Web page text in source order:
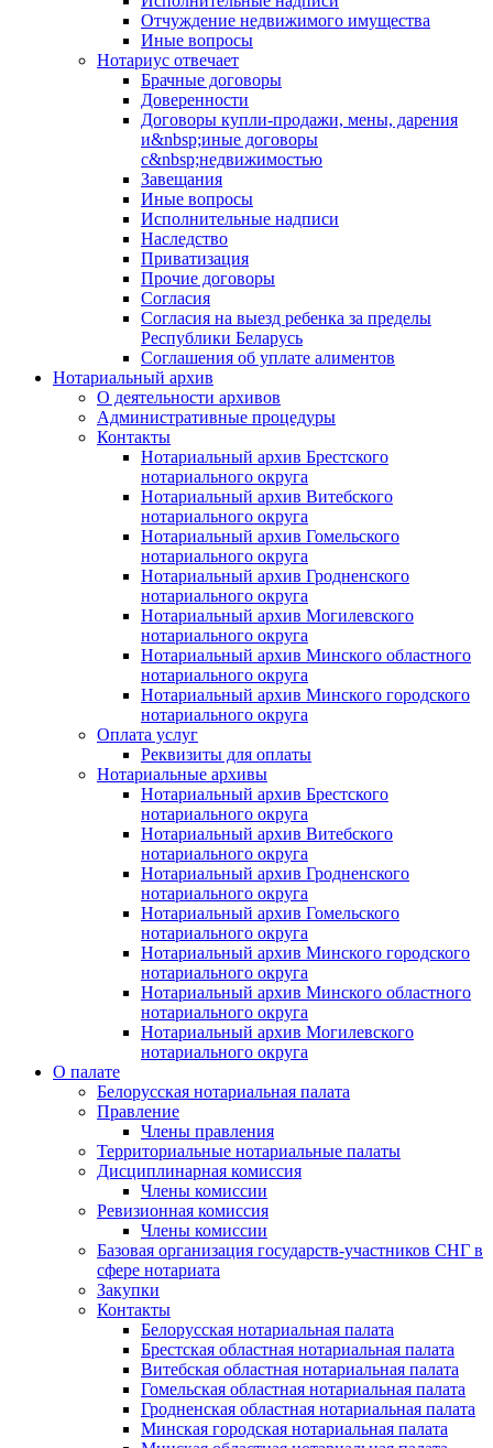
Отчуждение недвижимого имущества
Иные вопросы
Нотариус отвечает
Брачные договоры
Доверенности
Договоры купли-продажи, мены, дарения
и&nbsp;иные договоры
с&nbsp;недвижимостью
Завещания
Иные вопросы
Исполнительные надписи
Наследство
Приватизация
Прочие договоры
Согласия
Согласия на выезд ребенка за пределы
Республики Беларусь
Соглашения об уплате алиментов
Нотариальный архив
О деятельности архивов
Административные процедуры
Контакты
Нотариальный архив Брестского
нотариального округа
Нотариальный архив Витебского
нотариального округа
Нотариальный архив Гомельского
нотариального округа
Нотариальный архив Гродненского
нотариального округа
Нотариальный архив Могилевского
нотариального округа
Нотариальный архив Минского областного
нотариального округа
Нотариальный архив Минского городского
нотариального округа
Оплата услуг
Реквизиты для оплаты
Нотариальные архивы
Нотариальный архив Брестского
нотариального округа
Нотариальный архив Витебского
нотариального округа
Нотариальный архив Гродненского
нотариального округа
Нотариальный архив Гомельского
нотариального округа
Нотариальный архив Минского городского
нотариального округа
Нотариальный архив Минского областного
нотариального округа
Нотариальный архив Могилевского
нотариального округа
О палате
Белорусская нотариальная палата
Правление
Члены правления
Территориальные нотариальные палаты
Дисциплинарная комиссия
Члены комиссии
Ревизионная комиссия
Члены комиссии
Базовая организация государств-участников СНГ в
сфере нотариата
Закупки
Контакты
Белорусская нотариальная палата
Брестская областная нотариальная палата
Витебская областная нотариальная палата
Гомельская областная нотариальная палата
Гродненская областная нотариальная палата
Минская городская нотариальная палата